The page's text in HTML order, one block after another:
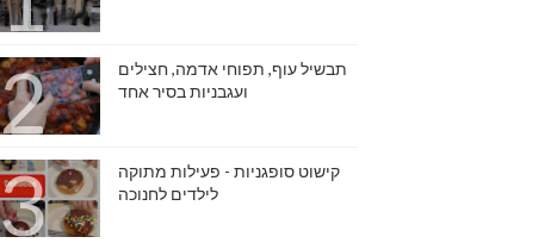
תבשיל עוף, תפוחי אדמה, חצילים
ועגבניות בסיר אחד
קישוט סופגניות - פעילות מתוקה
לילדים לחנוכה